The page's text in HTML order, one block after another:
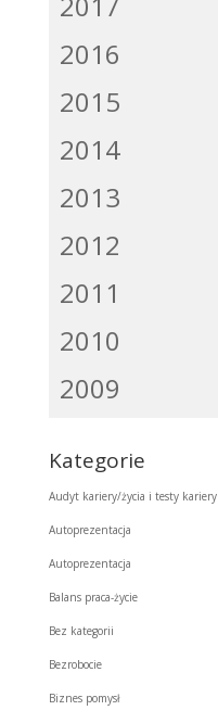
2016
2015
2014
2013
2012
2011
2010
2009
Kategorie
Audyt kariery/życia i testy kariery
Autoprezentacja
Autoprezentacja
Balans praca-życie
Bez kategorii
Bezrobocie
Biznes pomysł